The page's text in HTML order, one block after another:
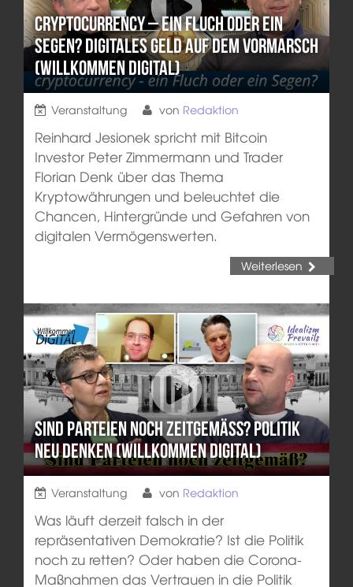
Cryptocurrency – ein Fluch oder ein
Segen? Digitales Geld auf dem Vormarsch
(Willkommen Digital)
Veranstaltung von Redaktion
Reinhard Jesionek spricht mit Bitcoin
Investor Peter Zimmermann und Trader
Florian Denk über das Thema
Kryptowährungen und beleuchtet die
Chancen, Hintergründe und Gefahren von
digitalen Vermögenswerten.
Weiterlesen
Sind Parteien noch zeitgemäß? Politik
neu denken (Willkommen Digital)
Veranstaltung von Redaktion
Was läuft derzeit falsch in der
repräsentativen Demokratie? Ist die Politik
noch zu retten? Oder haben die Corona-
Maßnahmen das Vertrauen in die Politik